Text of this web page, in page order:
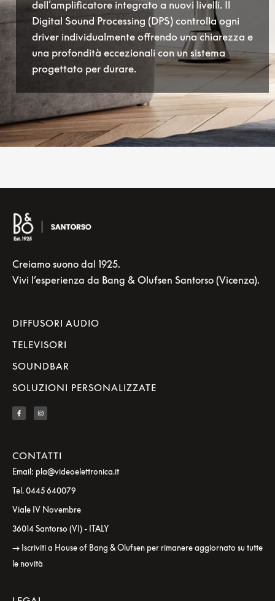
dell’amplificatore integrato a nuovi livelli. Il
Digital Sound Processing (DPS) controlla ogni
driver individualmente offrendo una chiarezza e
una profondità eccezionali con un sistema
progettato per durare.
Creiamo suono dal 1925.
Vivi l’esperienza da Bang & Olufsen Santorso (Vicenza).
DIFFUSORI AUDIO
TELEVISORI
SOUNDBAR
SOLUZIONI PERSONALIZZATE
CONTATTI
Email: pla@videoelettronica.it
Tel. 0445 640079
Viale IV Novembre
36014 Santorso (VI) - ITALY
→ Iscriviti a House of Bang & Olufsen per rimanere aggiornato su tutte
le novità